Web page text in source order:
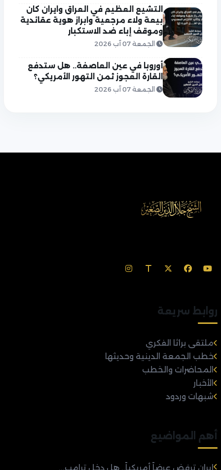
التشيع العظيم في العراق وايران كان
بيعة ولاء مرجعية وابراز هوية عقائدية
وموقف إباء ضد الاستكبار
الجمعة 07 آب 2026
أوروبا في عين العاصفة.. هل ستدفع
القارة العجوز ثمن التهور الأمريكي؟
الجمعة 07 آب 2026
روابط سريعة
ملتقى براثا الفكري
خطب الجمعة الدينية وحديثها
المحاضرات والخطب
الأخبار
شبهات وردود
أهم المواضيع
إيران ترفض عرضاً أمريكياً.. هل دخل ترامب...